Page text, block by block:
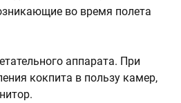
во время полета
аппарата. При
кокпита в пользу камер,